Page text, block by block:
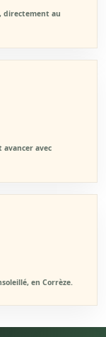
directement au
avancer avec
en Corrèze.